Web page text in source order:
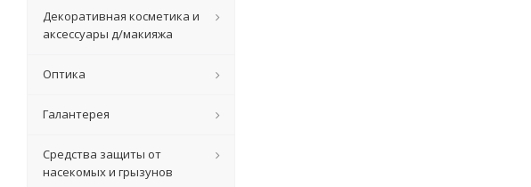
Декоративная косметика и
аксессуары д/макияжа
Оптика
Галантерея
Средства защиты от
насекомых и грызунов